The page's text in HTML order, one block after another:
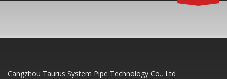
Cangzhou Taurus System Pipe Technology Co., Ltd